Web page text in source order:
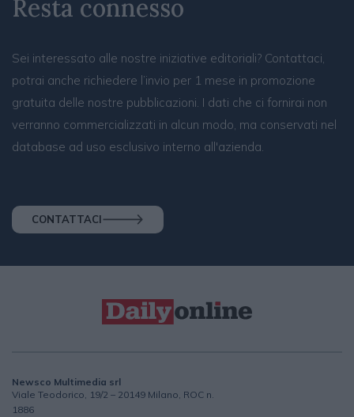
Resta connesso
Sei interessato alle nostre iniziative editoriali? Contattaci,
potrai anche richiedere l’invio per 1 mese in promozione
gratuita delle nostre pubblicazioni. I dati che ci fornirai non
verranno commercializzati in alcun modo, ma conservati nel
database ad uso esclusivo interno all'azienda.
CONTATTACI
Newsco Multimedia srl
Viale Teodorico, 19/2 – 20149 Milano, ROC n.
1886